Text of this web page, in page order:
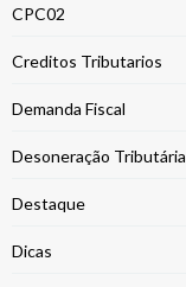
CPC02
Creditos Tributarios
Demanda Fiscal
Desoneração Tributária
Destaque
Dicas